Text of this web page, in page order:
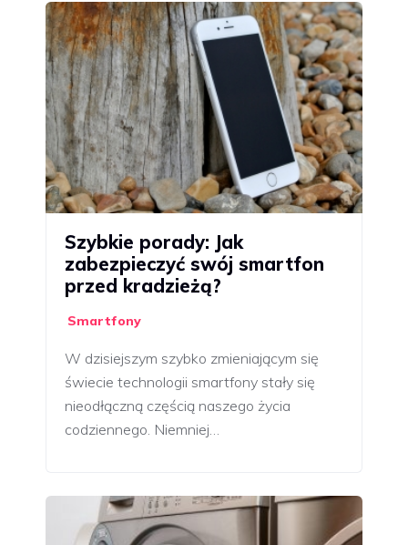
Szybkie porady: Jak
zabezpieczyć swój smartfon
przed kradzieżą?
Smartfony
W dzisiejszym szybko zmieniającym się
świecie technologii smartfony stały się
nieodłączną częścią naszego życia
codziennego. Niemniej…